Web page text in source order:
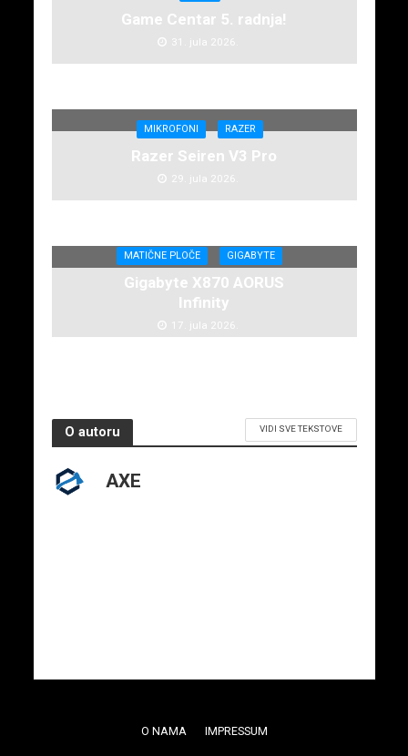
Game Centar 5. radnja!
31. jula 2026.
MIKROFONI RAZER
Razer Seiren V3 Pro
29. jula 2026.
MATIČNE PLOČE GIGABYTE
Gigabyte X870 AORUS
Infinity
17. jula 2026.
O autoru VIDI SVE TEKSTOVE
AXE
O NAMA IMPRESSUM